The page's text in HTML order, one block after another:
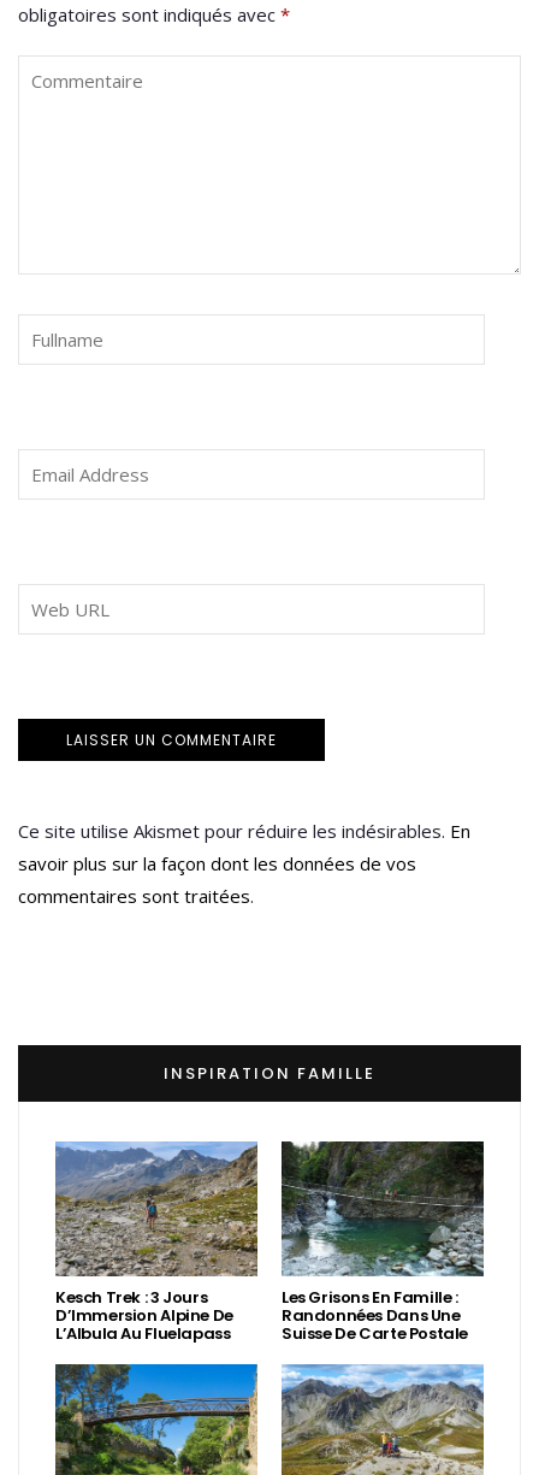
obligatoires sont indiqués avec *
Ce site utilise Akismet pour réduire les indésirables. En
savoir plus sur la façon dont les données de vos
commentaires sont traitées.
INSPIRATION FAMILLE
Kesch Trek : 3 Jours
D’Immersion Alpine De
L’Albula Au Fluelapass
Les Grisons En Famille :
Randonnées Dans Une
Suisse De Carte Postale